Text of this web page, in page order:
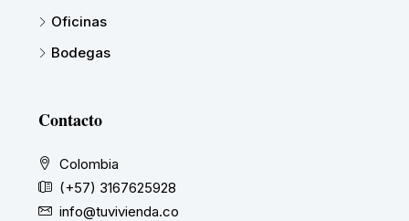
Oficinas
Bodegas
Contacto
Colombia
(+57) 3167625928
info@tuvivienda.co